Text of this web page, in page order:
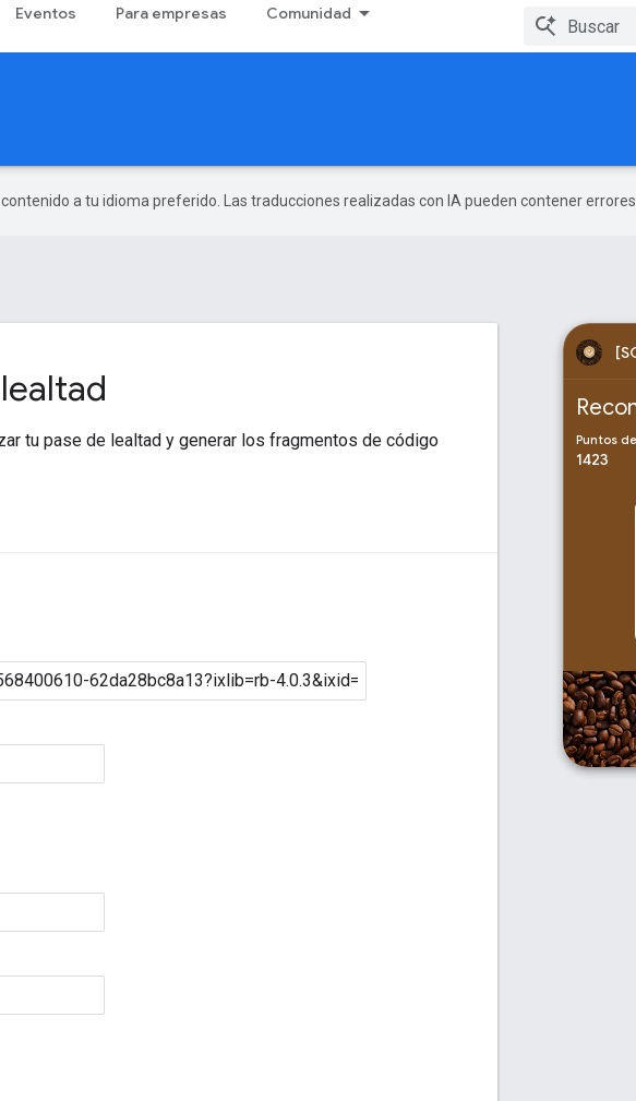
Eventos Para empresas Comunidad
a tu idioma preferido. Las traducciones realizadas con IA pueden contener errores.